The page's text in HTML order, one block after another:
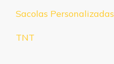
Sacolas Personalizadas
TNT